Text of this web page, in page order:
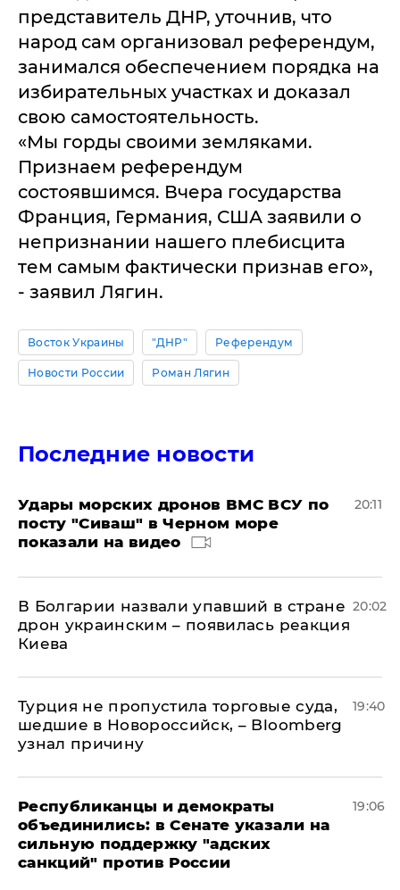
представитель ДНР, уточнив, что
народ сам организовал референдум,
занимался обеспечением порядка на
избирательных участках и доказал
свою самостоятельность.
«Мы горды своими земляками.
Признаем референдум
состоявшимся. Вчера государства
Франция, Германия, США заявили о
непризнании нашего плебисцита
тем самым фактически признав его»,
- заявил Лягин.
Восток Украины "ДНР" Референдум
Новости России Роман Лягин
Последние новости
Удары морских дронов ВМС ВСУ по
посту "Сиваш" в Черном море
показали на видео
20:11
В Болгарии назвали упавший в стране
дрон украинским – появилась реакция
Киева
20:02
Турция не пропустила торговые суда,
шедшие в Новороссийск, – Bloomberg
узнал причину
19:40
Республиканцы и демократы
объединились: в Сенате указали на
сильную поддержку "адских
санкций" против России
19:06